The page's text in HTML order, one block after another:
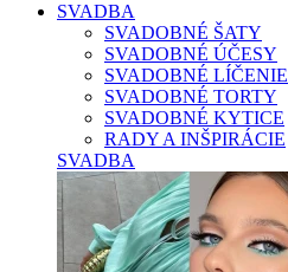
SVADBA
SVADOBNÉ ŠATY
SVADOBNÉ ÚČESY
SVADOBNÉ LÍČENIE
SVADOBNÉ TORTY
SVADOBNÉ KYTICE
RADY A INŠPIRÁCIE
SVADBA